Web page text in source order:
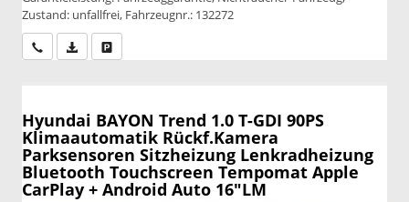
Zustand: unfallfrei, Fahrzeugnr.: 132272
Wir rufen Sie anPDF-Datei, Fahrzeugexposé drucken
Hyundai BAYON Trend 1.0 T-GDI 90PS
Klimaautomatik Rückf.Kamera
Parksensoren Sitzheizung Lenkradheizung
Bluetooth Touchscreen Tempomat Apple
CarPlay + Android Auto 16"LM